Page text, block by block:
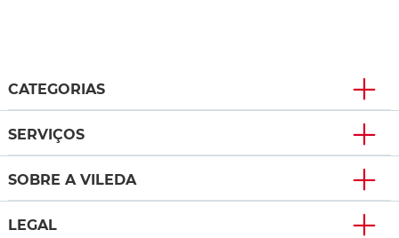
CATEGORIAS
SERVIÇOS
SOBRE A VILEDA
LEGAL